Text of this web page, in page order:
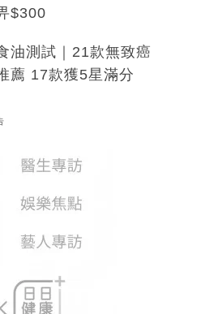
$300
油測試｜21款無致癌
薦 17款獲5星滿分